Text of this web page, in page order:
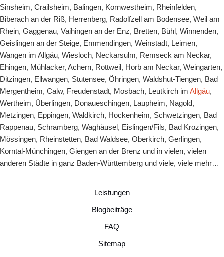
Sinsheim, Crailsheim, Balingen, Kornwestheim, Rheinfelden,
Biberach an der Riß, Herrenberg, Radolfzell am Bodensee, Weil am
Rhein, Gaggenau, Vaihingen an der Enz, Bretten, Bühl , Winnenden,
Geislingen an der Steige, Emmendingen, Weinstadt, Leimen,
Wangen im Allgäu, Wiesloch, Neckarsulm, Remseck am Neckar,
Ehingen, Mühlacker, Achern, Rottweil, Horb am Neckar, Weingarten,
Ditzingen, Ellwangen, Stutensee, Öhringen, Waldshut-Tiengen, Bad
Mergentheim, Calw, Freudenstadt, Mosbach, Leutkirch im Allgäu,
Wertheim, Überlingen, Donaueschingen, Laupheim, Nagold,
Metzingen, Eppingen, Waldkirch, Hockenheim, Schwetzingen, Bad
Rappenau, Schramberg, Waghäusel, Eislingen/Fils, Bad Krozingen,
Mössingen, Rheinstetten, Bad Waldsee, Oberkirch, Gerlingen,
Korntal-Münchingen, Giengen an der Brenz und in vielen, vielen
anderen Städte in ganz Baden-Württemberg und viele, viele mehr…
Leistungen
Blogbeiträge
FAQ
Sitemap